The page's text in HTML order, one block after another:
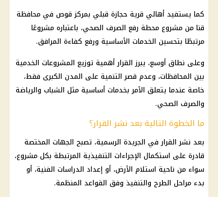
كما يستفيد أهالي قرية حجازة قبلي بمركز قوص في محافظة
قنا من مشروع محطة رفع الصرف الصحي، باعتباره مشروعًا
مرتبطًا بتحسين الخدمات الأساسية ورفع كفاءة المرافق.
وعلى نطاق أوسع، يبرز القرار أهمية توزيع المشروعات الخدمية
بين المحافظات، وعدم قصر التنمية على المدن الكبرى فقط،
خاصة عندما يتعلق الأمر بخدمات أساسية مثل الشباب والرياضة
والصرف الصحي.
ما الخطوة التالية بعد نشر القرار؟
بعد نشر القرار في الجريدة الرسمية، تصبح الجهات المختصة
قادرة على استكمال الإجراءات التنفيذية المرتبطة بكل مشروع،
سواء من ناحية استلام الأرض، أو إعداد الدراسات الفنية، أو
بدء مراحل الطرح والتنفيذ وفق القواعد المنظمة.